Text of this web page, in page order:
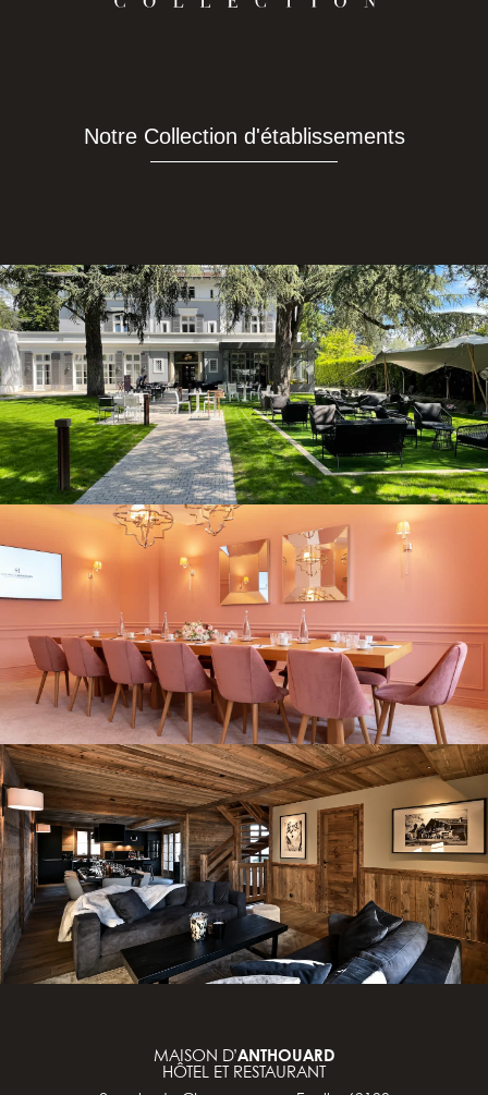
Notre Collection d'établissements
MAISON D’ANTHOUARD
HÔTEL ET RESTAURANT